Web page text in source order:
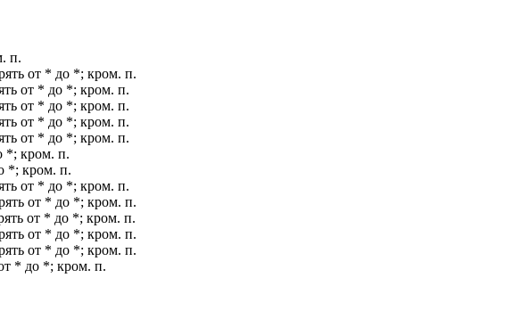
п.
от * до *; кром. п.
от * до *; кром. п.
от * до *; кром. п.
от * до *; кром. п.
от * до *; кром. п.
*; кром. п.
*; кром. п.
от * до *; кром. п.
от * до *; кром. п.
от * до *; кром. п.
от * до *; кром. п.
от * до *; кром. п.
* до *; кром. п.